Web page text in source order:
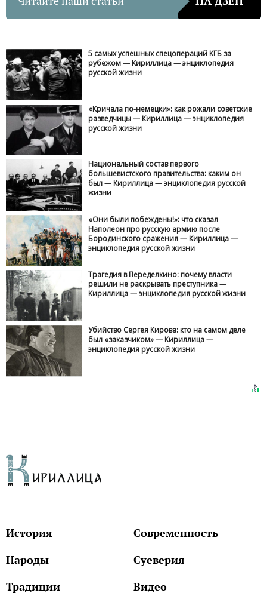
5 самых успешных спецопераций КГБ за
рубежом — Кириллица — энциклопедия
русской жизни
«Кричала по-немецки»: как рожали советские
разведчицы — Кириллица — энциклопедия
русской жизни
Национальный состав первого
большевистского правительства: каким он
был — Кириллица — энциклопедия русской
жизни
«Они были побеждены!»: что сказал
Наполеон про русскую армию после
Бородинского сражения — Кириллица —
энциклопедия русской жизни
Трагедия в Переделкино: почему власти
решили не раскрывать преступника —
Кириллица — энциклопедия русской жизни
Убийство Сергея Кирова: кто на самом деле
был «заказчиком» — Кириллица —
энциклопедия русской жизни
История
Современность
Народы
Суеверия
Традиции
Видео